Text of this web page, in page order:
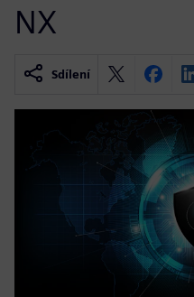
NX
Sdílení